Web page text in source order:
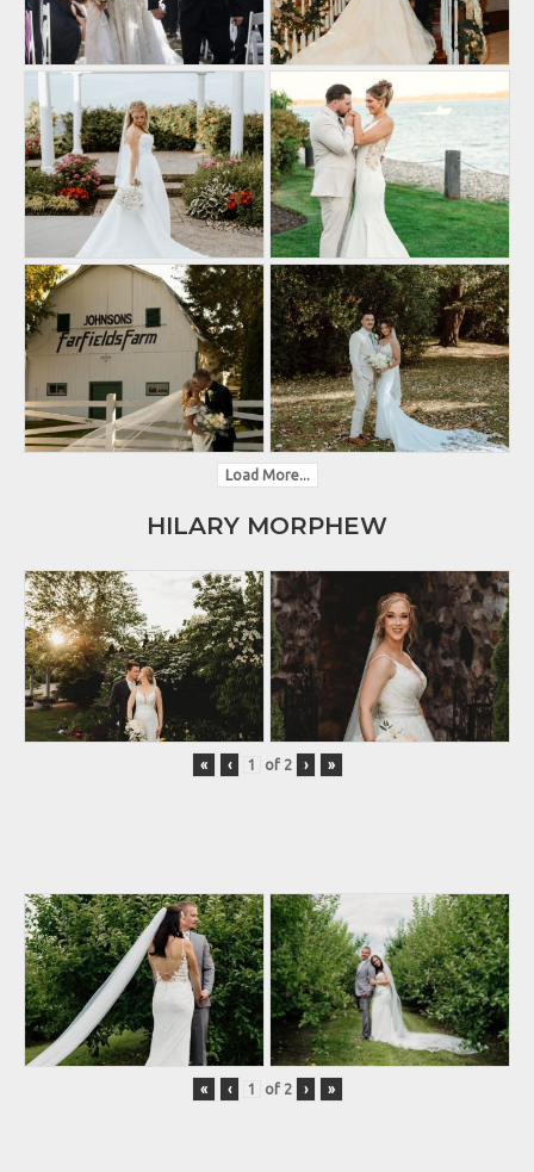
Load More...
HILARY MORPHEW
« ‹ of 2 › »
« ‹ of 2 › »